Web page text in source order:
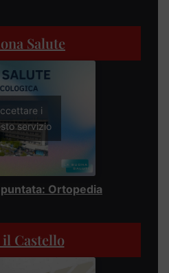
Salute
i
servizio
Ortopedia
Castello